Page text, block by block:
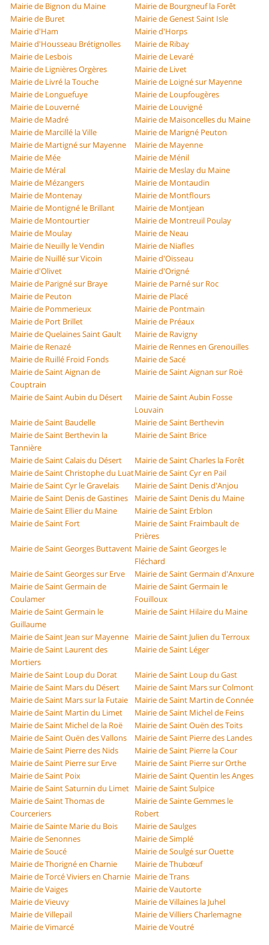
Mairie de Bignon du Maine
Mairie de Bourgneuf la Forêt
Mairie de Buret
Mairie de Genest Saint Isle
Mairie d'Ham
Mairie d'Horps
Mairie d'Housseau Brétignolles
Mairie de Ribay
Mairie de Lesbois
Mairie de Levaré
Mairie de Lignières Orgères
Mairie de Livet
Mairie de Livré la Touche
Mairie de Loigné sur Mayenne
Mairie de Longuefuye
Mairie de Loupfougères
Mairie de Louverné
Mairie de Louvigné
Mairie de Madré
Mairie de Maisoncelles du Maine
Mairie de Marcillé la Ville
Mairie de Marigné Peuton
Mairie de Martigné sur Mayenne
Mairie de Mayenne
Mairie de Mée
Mairie de Ménil
Mairie de Méral
Mairie de Meslay du Maine
Mairie de Mézangers
Mairie de Montaudin
Mairie de Montenay
Mairie de Montflours
Mairie de Montigné le Brillant
Mairie de Montjean
Mairie de Montourtier
Mairie de Montreuil Poulay
Mairie de Moulay
Mairie de Neau
Mairie de Neuilly le Vendin
Mairie de Niafles
Mairie de Nuillé sur Vicoin
Mairie d'Oisseau
Mairie d'Olivet
Mairie d'Origné
Mairie de Parigné sur Braye
Mairie de Parné sur Roc
Mairie de Peuton
Mairie de Placé
Mairie de Pommerieux
Mairie de Pontmain
Mairie de Port Brillet
Mairie de Préaux
Mairie de Quelaines Saint Gault
Mairie de Ravigny
Mairie de Renazé
Mairie de Rennes en Grenouilles
Mairie de Ruillé Froid Fonds
Mairie de Sacé
Mairie de Saint Aignan de
Couptrain
Mairie de Saint Aignan sur Roë
Mairie de Saint Aubin du Désert
Mairie de Saint Aubin Fosse
Louvain
Mairie de Saint Baudelle
Mairie de Saint Berthevin
Mairie de Saint Berthevin la
Tannière
Mairie de Saint Brice
Mairie de Saint Calais du Désert
Mairie de Saint Charles la Forêt
Mairie de Saint Christophe du LuatMairie de Saint Cyr en Pail
Mairie de Saint Cyr le Gravelais
Mairie de Saint Denis d'Anjou
Mairie de Saint Denis de Gastines
Mairie de Saint Denis du Maine
Mairie de Saint Ellier du Maine
Mairie de Saint Erblon
Mairie de Saint Fort
Mairie de Saint Fraimbault de
Prières
Mairie de Saint Georges Buttavent Mairie de Saint Georges le
Fléchard
Mairie de Saint Georges sur Erve
Mairie de Saint Germain d'Anxure
Mairie de Saint Germain de
Coulamer
Mairie de Saint Germain le
Fouilloux
Mairie de Saint Germain le
Guillaume
Mairie de Saint Hilaire du Maine
Mairie de Saint Jean sur Mayenne
Mairie de Saint Julien du Terroux
Mairie de Saint Laurent des
Mortiers
Mairie de Saint Léger
Mairie de Saint Loup du Dorat
Mairie de Saint Loup du Gast
Mairie de Saint Mars du Désert
Mairie de Saint Mars sur Colmont
Mairie de Saint Mars sur la Futaie
Mairie de Saint Martin de Connée
Mairie de Saint Martin du Limet
Mairie de Saint Michel de Feins
Mairie de Saint Michel de la Roë
Mairie de Saint Ouën des Toits
Mairie de Saint Ouën des Vallons
Mairie de Saint Pierre des Landes
Mairie de Saint Pierre des Nids
Mairie de Saint Pierre la Cour
Mairie de Saint Pierre sur Erve
Mairie de Saint Pierre sur Orthe
Mairie de Saint Poix
Mairie de Saint Quentin les Anges
Mairie de Saint Saturnin du Limet Mairie de Saint Sulpice
Mairie de Saint Thomas de
Courceriers
Mairie de Sainte Gemmes le
Robert
Mairie de Sainte Marie du Bois
Mairie de Saulges
Mairie de Senonnes
Mairie de Simplé
Mairie de Soucé
Mairie de Soulgé sur Ouette
Mairie de Thorigné en Charnie
Mairie de Thubœuf
Mairie de Torcé Viviers en Charnie Mairie de Trans
Mairie de Vaiges
Mairie de Vautorte
Mairie de Vieuvy
Mairie de Villaines la Juhel
Mairie de Villepail
Mairie de Villiers Charlemagne
Mairie de Vimarcé
Mairie de Voutré